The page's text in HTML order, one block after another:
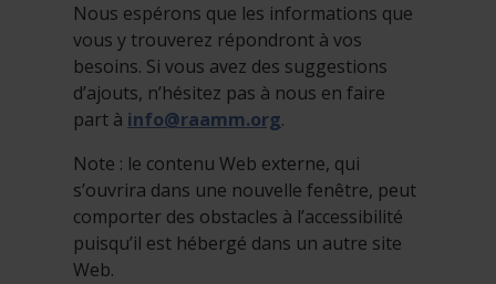
Nous espérons que les informations que
vous y trouverez répondront à vos
besoins. Si vous avez des suggestions
d’ajouts, n’hésitez pas à nous en faire
part à info@raamm.org.
Note : le contenu Web externe, qui
s’ouvrira dans une nouvelle fenêtre, peut
comporter des obstacles à l’accessibilité
puisqu’il est hébergé dans un autre site
Web.